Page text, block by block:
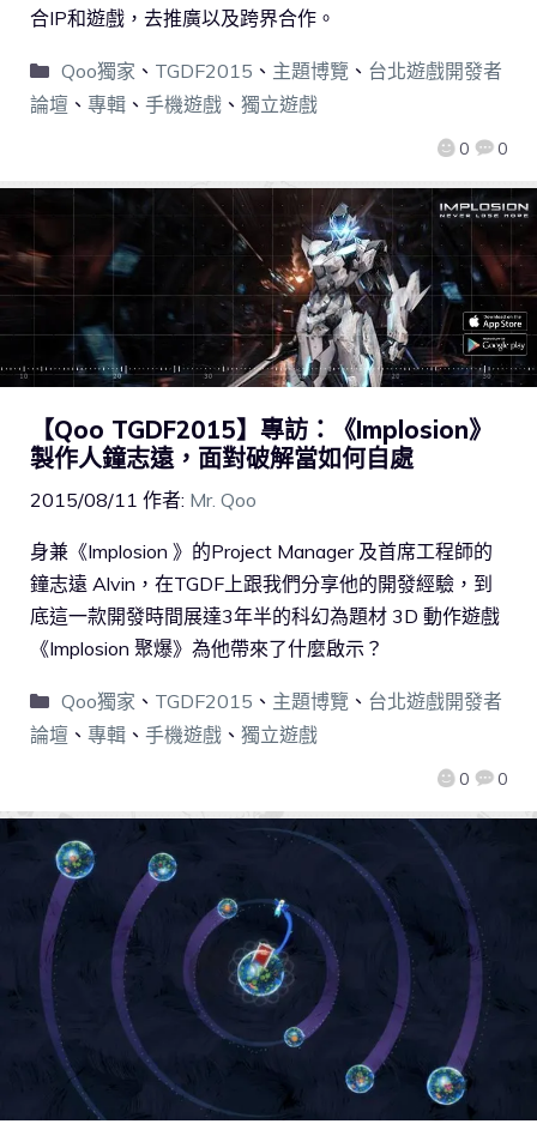
0 0
合IP和遊戲，去推廣以及跨界合作。
Qoo獨家 、 TGDF2015 、 主題博覽 、 台北遊戲開發者
論壇 、 專輯 、 手機遊戲 、 獨立遊戲
【Qoo TGDF2015】專訪：《Implosion》
製作人鐘志遠，面對破解當如何自處
2015/08/11 作者: Mr. Qoo
0 0
身兼《Implosion 》的Project Manager 及首席工程師的
鐘志遠 Alvin，在TGDF上跟我們分享他的開發經驗，到
底這一款開發時間展達3年半的科幻為題材 3D 動作遊戲
《Implosion 聚爆》為他帶來了什麼啟示？
Qoo獨家 、 TGDF2015 、 主題博覽 、 台北遊戲開發者
論壇 、 專輯 、 手機遊戲 、 獨立遊戲